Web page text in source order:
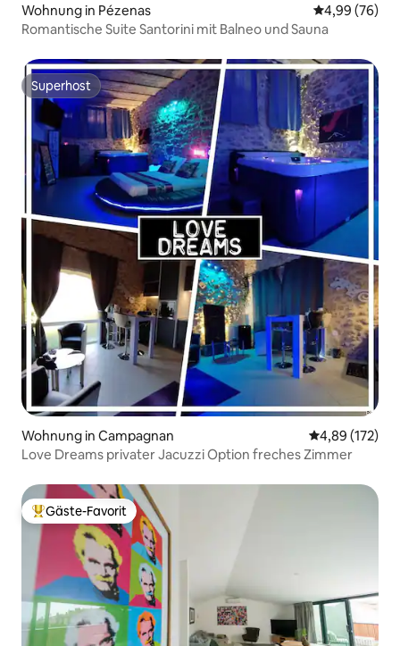
Wohnung in Pézenas
4,99 (76)
Romantische Suite Santorini mit Balneo und Sauna
Superhost
Superhost
Wohnung in Campagnan
4,89 (172)
Love Dreams privater Jacuzzi Option freches Zimmer
Beliebter Gäste-Favorit.
Gäste-Favorit